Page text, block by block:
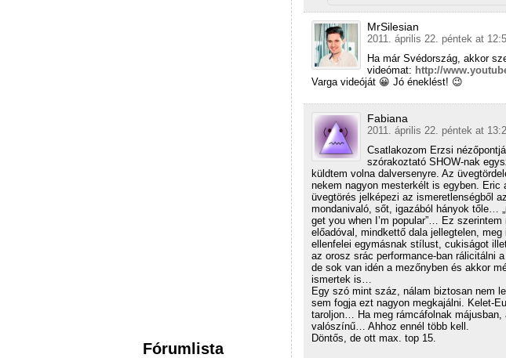
Fórumlista
MrSilesian
2011. április 22. péntek at
Ha már Svédország, akkor
videómat: http://
Varga videóját 😀 Jó éneklést! 😉
Fabiana
2011. április 22. péntek at
Csatlakozom Erzsi
szórakoztató SHOW-nak
küldtem volna dalversenyre. Az
nekem nagyon mesterkélt is egyben.
üvegtörés jelképezi az ismeretlenségből
mondanivaló, sőt, igazából hányok tőle…
get you when I’m popular”… Ez
előadóval, mindkettő dala jellegtelen,
ellenfelei egymásnak stílust, cukiságot
az orosz srác performance-ban rálicitálni
de sok van idén a mezőnyben és akkor
ismertek is…
Egy szó mint száz, nálam biztosan nem
sem fogja ezt nagyon megkajálni. Kelet-
taroljon… Ha meg rámcáfolnak
valószínű… Ahhoz ennél több kell.
Döntős, de ott max. top 15.